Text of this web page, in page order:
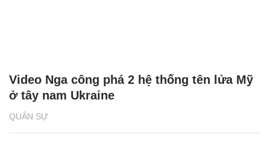
QUÂN SỰ
Video Nga công phá 2 hệ thống tên lửa Mỹ
ở tây nam Ukraine